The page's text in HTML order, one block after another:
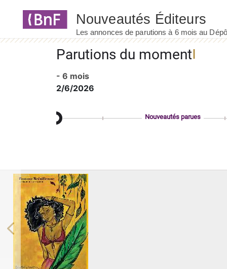
Parutions du moment
- 6 mois
2/6/2026
Nouveautés parues
Previous